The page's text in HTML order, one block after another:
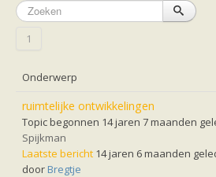
Soortbescherming
Doe mee
vleermuiskasten kopen/
Meedoen
Landelijk
Regionale of provinciale
1
Onderwerp
ruimtelijke ontwikkelingen
Topic begonnen 14 jaren 7 maanden
Spijkman
Laatste bericht 14 jaren 6 maanden
door Bregtje